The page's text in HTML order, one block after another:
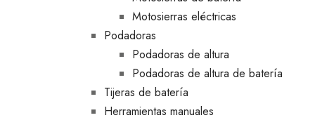
Motosierras eléctricas
Podadoras
Podadoras de altura
Podadoras de altura de batería
Tijeras de batería
Herramientas manuales